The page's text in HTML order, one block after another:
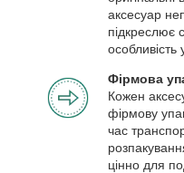
аксесуар
підкреслює
Фірмова
Кожен
фірмову
час
цінно для